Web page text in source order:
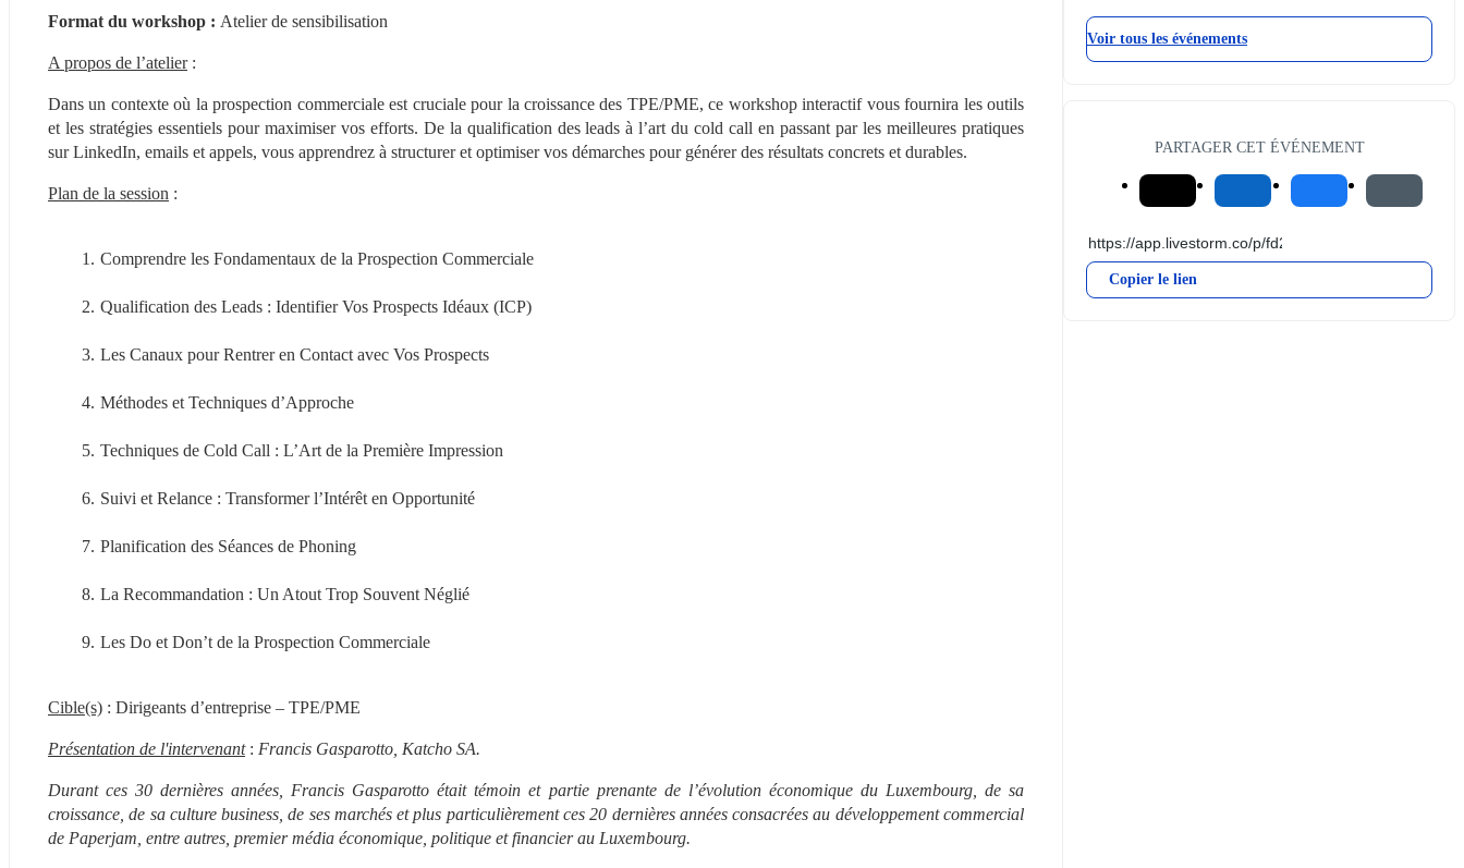
Format du workshop : Atelier de sensibilisation
A propos de l’atelier :
Dans un contexte où la prospection commerciale est cruciale pour la croissance des TPE/PME, ce workshop interactif vous fournira les outils
et les stratégies essentiels pour maximiser vos efforts. De la qualification des leads à l’art du cold call en passant par les meilleures pratiques
sur LinkedIn, emails et appels, vous apprendrez à structurer et optimiser vos démarches pour générer des résultats concrets et durables.
Plan de la session :
Comprendre les Fondamentaux de la Prospection Commerciale
Qualification des Leads : Identifier Vos Prospects Idéaux (ICP)
Les Canaux pour Rentrer en Contact avec Vos Prospects
Méthodes et Techniques d’Approche
Techniques de Cold Call : L’Art de la Première Impression
Suivi et Relance : Transformer l’Intérêt en Opportunité
Planification des Séances de Phoning
La Recommandation : Un Atout Trop Souvent Néglié
Les Do et Don’t de la Prospection Commerciale
Cible(s) : Dirigeants d’entreprise – TPE/PME
Présentation de l'intervenant : Francis Gasparotto, Katcho SA.
Durant ces 30 dernières années, Francis Gasparotto était témoin et partie prenante de l’évolution économique du Luxembourg, de sa
croissance, de sa culture business, de ses marchés et plus particulièrement ces 20 dernières années consacrées au développement commercial
de Paperjam, entre autres, premier média économique, politique et financier au Luxembourg.
Voir tous les événements
PARTAGER CET ÉVÉNEMENT
Copier le lien